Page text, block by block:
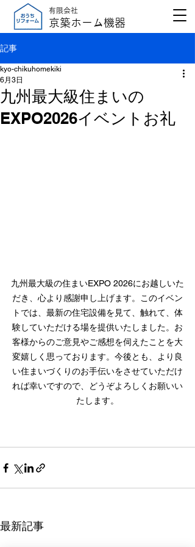
有限会社
京築ホーム機器
記事
九州最大級住まいの
EXPO2026イベントお礼
kyo-chikuhomekiki
6月3日
九州最大級の住まいEXPO 2026にお越しいた
だき、心より感謝申し上げます。このイベン
トでは、最新の住宅設備を見て、触れて、体
験していただける場を提供いたしました。お
客様からのご意見やご感想を伺えたことを大
変嬉しく思っております。今後とも、より良
い住まいづくりのお手伝いをさせていただけ
れば幸いですので、どうぞよろしくお願いい
たします。
最新記事